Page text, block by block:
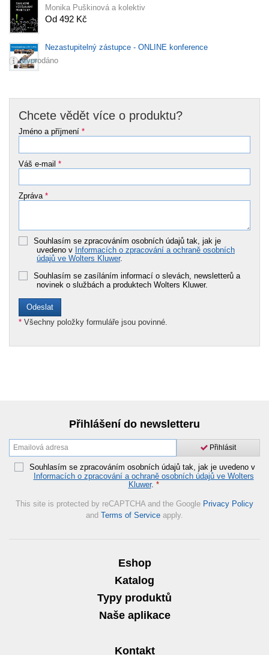
Monika Puškinová a kolektiv
Od 492 Kč
Nezastupitelný zástupce - ONLINE konference
Vyprodáno
Chcete vědět více o produktu?
Jméno a příjmení *
Váš e-mail *
Zpráva *
Souhlasím se zpracováním osobních údajů tak, jak je
uvedeno v Informacích o zpracování a ochraně osobních
údajů ve Wolters Kluwer.
Souhlasím se zasíláním informací o slevách, newsletterů a
novinek o službách a produktech Wolters Kluwer.
* Všechny položky formuláře jsou povinné.
Přihlášení do newsletteru
Přihlásit
Souhlasím se zpracováním osobních údajů tak, jak je uvedeno v
Informacích o zpracování a ochraně osobních údajů ve Wolters
Kluwer. *
This site is protected by reCAPTCHA and the Google Privacy Policy
and Terms of Service apply.
Eshop
Katalog
Typy produktů
Naše aplikace
Kontakt